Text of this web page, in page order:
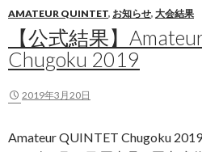
AMATEUR QUINTET, お知らせ, 大会結果
【公式結果】
Chugoku 2019
2019年3月20日
Amateur QUINTET Chugoku 2019